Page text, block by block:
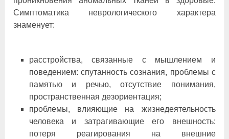
Симптоматика неврологического характера
знаменует:
расстройства, связанные с мышлением и
поведением: спутанность сознания, проблемы с
памятью и речью, отсутствие понимания,
пространственная дезориентация;
проблемы, влияющие на жизнедеятельность
человека и затрагивающие его внешность:
потеря реагирования на внешние